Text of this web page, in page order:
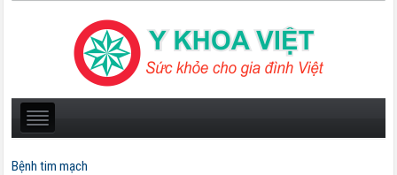
Bệnh tim mạch